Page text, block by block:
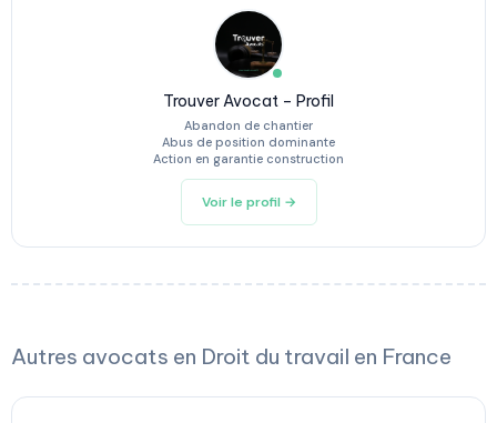
Trouver Avocat – Profil
Abandon de chantier
Abus de position dominante
Action en garantie construction
Voir le profil →
Autres avocats en Droit du travail en France